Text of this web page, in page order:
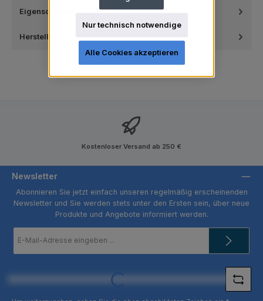
Eigenschaften
Hersteller
Kostenloser Versand ab 250 €
Newsletter
Abonnieren Sie jetzt einfach unseren regelmäßig erscheinenden
Newsletter und Sie werden stets unter den Ersten sein, über neue
Produkte und Angebote informiert werden.
Mail-
Loading...
Nur technisch notwendige
Alle Cookies akzeptieren